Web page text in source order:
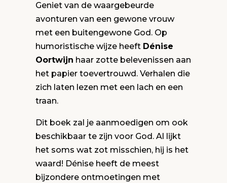
Geniet van de waargebeurde
avonturen van een gewone vrouw
met een buitengewone God. Op
humoristische wijze heeft Dénise
Oortwijn haar zotte belevenissen aan
het papier toevertrouwd. Verhalen die
zich laten lezen met een lach en een
traan.
Dit boek zal je aanmoedigen om ook
beschikbaar te zijn voor God. Al lijkt
het soms wat zot misschien, hij is het
waard! Dénise heeft de meest
bijzondere ontmoetingen met